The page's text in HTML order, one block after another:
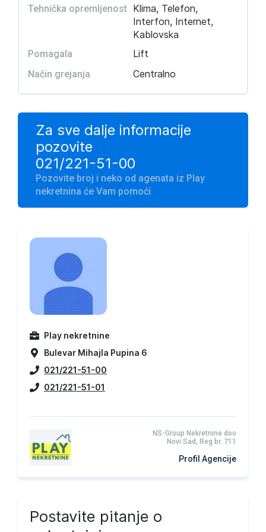
Tehnička opremljenost Klima, Telefon,
Interfon, Internet,
Kablovska
Pomagala Lift
Način grejanja Centralno
Za sve dalje informacije
pozovite
021/221-51-00
Pozovite broj i neko od agenata iz Play
nekretnina će Vam pomoći
Play nekretnine
Bulevar Mihajla Pupina 6
021/221-51-00
021/221-51-01
NS-Group Nekretnine doo
Novi Sad, Reg.br. 711
Profil Agencije
Postavite pitanje o